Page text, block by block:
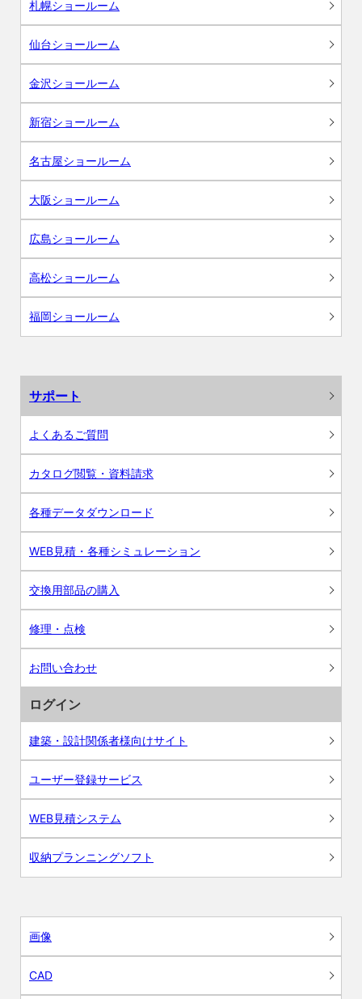
札幌ショールーム
仙台ショールーム
金沢ショールーム
新宿ショールーム
名古屋ショールーム
大阪ショールーム
広島ショールーム
高松ショールーム
福岡ショールーム
サポート
よくあるご質問
カタログ閲覧・資料請求
各種データダウンロード
WEB見積・各種シミュレーション
交換用部品の購入
修理・点検
お問い合わせ
ログイン
建築・設計関係者様向けサイト
ユーザー登録サービス
WEB見積システム
収納プランニングソフト
画像
CAD